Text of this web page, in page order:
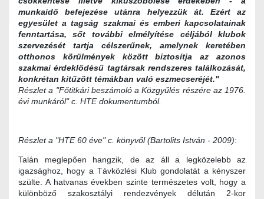
munkaidő befejezése utánra helyezzük át. Ezért az
egyesület a tagság szakmai és emberi kapcsolatainak
fenntartása, sőt további elmélyítése céljából klubok
szervezését tartja célszerűnek, amelynek keretében
otthonos körülmények között biztosítja az azonos
szakmai érdeklődésű tagtársak rendszeres találkozását,
konkrétan kitűzött témákban való eszmecseréjét."
Részlet a "Főtitkári beszámoló a Közgyűlés részére az 1976.
évi munkáról" c. HTE dokumentumból.
Részlet a "HTE 60 éve" c. könyvől (Bartolits István - 2009):
Talán meglepően hangzik, de az áll a legközelebb az
igazsághoz, hogy a Távközlési Klub gondolatát a kényszer
szülte. A hatvanas években szinte természetes volt, hogy a
különböző szakosztályi rendezvények délután 2-kor